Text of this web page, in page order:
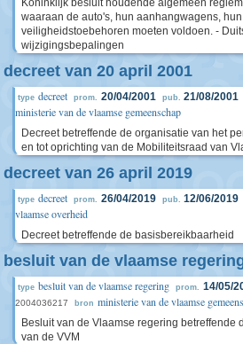
Koninklijk besluit houdende algemeen
waaraan de auto's, hun aanhangwagens,
veiligheidstoebehoren moeten voldoen. -
wijzigingsbepalingen
decreet van 20 april 2001
type decreet prom. 20/04/2001 pub. 21/08/2001
ministerie van de vlaamse gemeenschap
Decreet betreffende de organisatie van het
en tot oprichting van de Mobiliteitsraad van
decreet van 26 april 2019
type decreet prom. 26/04/2019 pub. 12/06/2019
vlaamse overheid
Decreet betreffende de basisbereikbaarheid
besluit van de vlaamse
type besluit van de vlaamse regering prom. 14/05/
2004036217 bron ministerie van de vlaamse
Besluit van de Vlaamse regering betreffende
van de VVM